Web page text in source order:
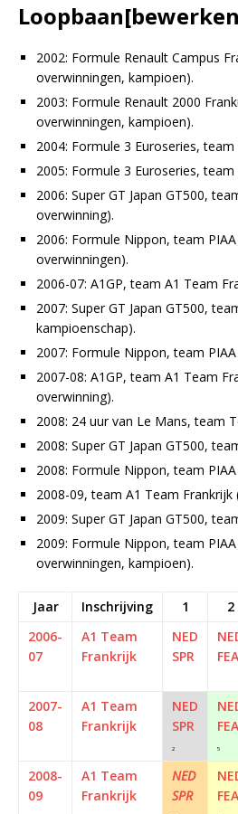
Loopbaan[bewerken
2002: Formule Renault Campus
overwinningen, kampioen).
2003: Formule Renault 2000
overwinningen, kampioen).
2004: Formule 3 Euroseries, team
2005: Formule 3 Euroseries, team
2006: Super GT Japan GT500,
overwinning).
2006: Formule Nippon, team
overwinningen).
2006-07: A1GP, team A1 Team
2007: Super GT Japan GT500,
kampioenschap).
2007: Formule Nippon, team
2007-08: A1GP, team A1 Team
overwinning).
2008: 24 uur van Le Mans, team
2008: Super GT Japan GT500,
2008: Formule Nippon, team
2008-09, team A1 Team Frankrijk
2009: Super GT Japan GT500,
2009: Formule Nippon, team
overwinningen, kampioen).
Jaar Inschrijving 1 2
2006-
07
A1 Team
Frankrijk
NED
SPR
FEA
2007-
08
A1 Team
Frankrijk
NED
SPR
2
FEA
5
2008-
09
A1 Team
Frankrijk
NED
SPR
FEA